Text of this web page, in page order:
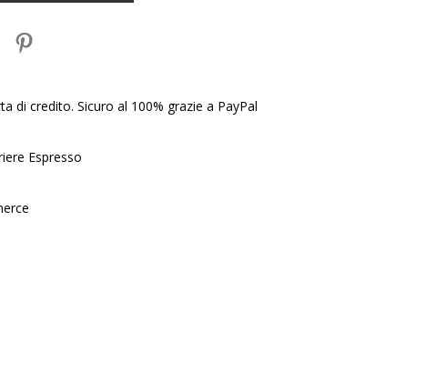
di credito. Sicuro al 100% grazie a PayPal
Espresso